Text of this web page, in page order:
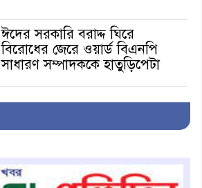
ঈদের সরকারি বরাদ্দ ঘিরে
বিরোধের জেরে ওয়ার্ড বিএনপি
সাধারণ সম্পাদককে হাতুড়িপেটা
লোভ সংবরণ করতে পারলেন না
অনূর্ধ্ব-১৭ জাতীয় চ্যাম্পিয়ন মাগুরা
ফুটবল দলকে সংবর্ধনা